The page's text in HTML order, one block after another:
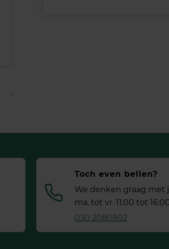
»
Toch even bellen?
We denken graag met
ma. tot vr. 11:00 tot
030 2080802